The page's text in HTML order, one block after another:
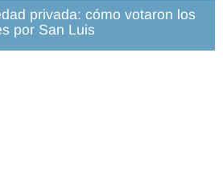
privada: cómo votaron los
por San Luis